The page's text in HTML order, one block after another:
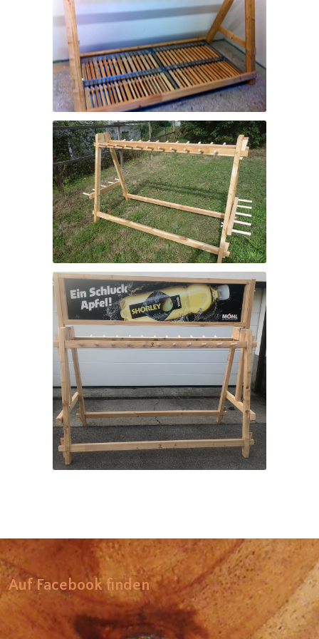
Vasche di raccolta – Acqua di fusione
Portasci „Holzhermann“
Supporto per cartelloni pubblicitari
Auf Facebook finden